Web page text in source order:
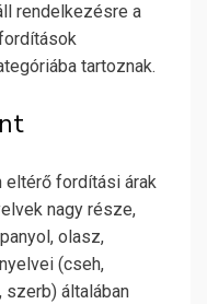
rendelkezésre a
tartoznak.
eltérő fordítási árak
nagy része,
olasz,
(cseh,
szerb) általában